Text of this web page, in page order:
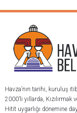
Havza’nın tarihi, kuruluş
2000’li yıllarda,
Hitit uygarlığı dönemine